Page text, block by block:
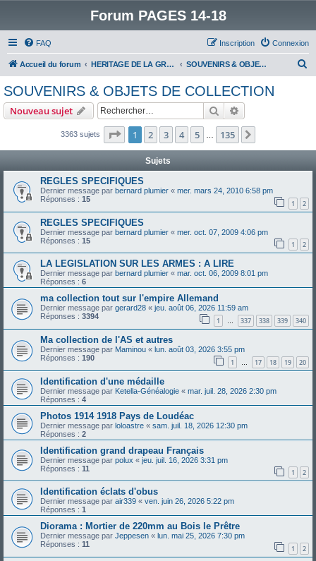
Forum PAGES 14-18
FAQ Connexion
Inscription
Accueil du forum HERITAGE DE LA GRANDE GUERRE : SOUVENIRS & OBJETS DE COLLECTION
e
SOUVENIRS & OBJETS DE COLLECTION
Nouveau sujet Rechercher
3363 sujets Page 1sur135
1 2 3 4 5 135
Sujets
REGLES SPECIFIQUES
Dernier message par bernard plumier « mer. mars 24, 2010 6:58 pm
Réponses : 15 1 2
REGLES SPECIFIQUES
Dernier message par bernard plumier « mer. oct. 07, 2009 4:06 pm
Réponses : 15 1 2
LA LEGISLATION SUR LES ARMES : A LIRE
Dernier message par bernard plumier « mar. oct. 06, 2009 8:01 pm
Réponses : 6
ma collection tout sur l'empire Allemand
Dernier message par gerard28 « jeu. août 06, 2026 11:59 am
Réponses : 3394 1 … 337 338 339 340
Ma collection de l'AS et autres
Dernier message par Maminou « lun. août 03, 2026 3:55 pm
Réponses : 190 1 … 17 18 19 20
Identification d'une médaille
Dernier message par Ketella-Généalogie « mar. juil. 28, 2026 2:30 pm
Réponses : 4
Photos 1914 1918 Pays de Loudéac
Dernier message par loloastre « sam. juil. 18, 2026 12:30 pm
Réponses : 2
Identification grand drapeau Français
Dernier message par polux « jeu. juil. 16, 2026 3:31 pm
Réponses : 11 1 2
Identification éclats d'obus
Dernier message par air339 « ven. juin 26, 2026 5:22 pm
Réponses : 1
Diorama : Mortier de 220mm au Bois le Prêtre
Dernier message par Jeppesen « lun. mai 25, 2026 7:30 pm
Réponses : 11 1 2